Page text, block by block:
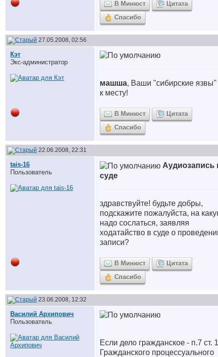
В Минюст
Цитата
Спасибо
27.05.2008, 02:56
Кэт
Экс-администратор
машша, Ваши "сибирские язвы"
к месту!
В Минюст
Цитата
Спасибо
22.06.2008, 22:31
tais-16
Пользователь
Аудиозапись
суде
здравствуйте! будьте добры,
подскажите пожалуйста, на
надо сослаться, заявляя
ходатайство в суде о
записи?
В Минюст
Цитата
Спасибо
23.06.2008, 12:32
Василий Архипович
Пользователь
Если дело гражданское - п.7 ст.
Гражданского процессуального